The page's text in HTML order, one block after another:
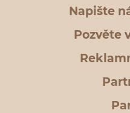
Napište
Pozvěte